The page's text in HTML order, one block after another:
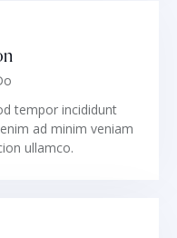
tempor incididunt
ad minim veniam
ullamco.